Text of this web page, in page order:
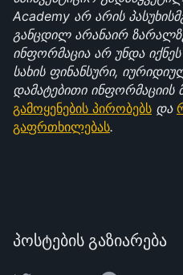
Academy არ არის
განცდილ არანაირ
ინფორმაცია არ უნდა
სახის ფინანსური,
გამოყენების პირობებს და
გაფრთხილებას.
პოსტების გაზიარება